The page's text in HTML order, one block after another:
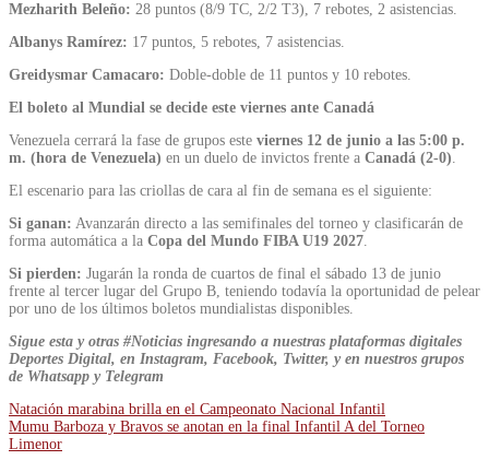
Mezharith Beleño: 28 puntos (8/9 TC, 2/2 T3), 7 rebotes, 2 asistencias.
Albanys Ramírez: 17 puntos, 5 rebotes, 7 asistencias.
Greidysmar Camacaro: Doble-doble de 11 puntos y 10 rebotes.
El boleto al Mundial se decide este viernes ante Canadá
Venezuela cerrará la fase de grupos este viernes 12 de junio a las 5:00 p.
m. (hora de Venezuela) en un duelo de invictos frente a Canadá (2-0).
El escenario para las criollas de cara al fin de semana es el siguiente:
Si ganan: Avanzarán directo a las semifinales del torneo y clasificarán de
forma automática a la Copa del Mundo FIBA U19 2027.
Si pierden: Jugarán la ronda de cuartos de final el sábado 13 de junio
frente al tercer lugar del Grupo B, teniendo todavía la oportunidad de pelear
por uno de los últimos boletos mundialistas disponibles.
Sigue esta y otras #Noticias ingresando a nuestras plataformas digitales
Deportes Digital, en Instagram, Facebook, Twitter, y en nuestros grupos
de Whatsapp y Telegram
Navegación
Natación marabina brilla en el Campeonato Nacional Infantil
Mumu Barboza y Bravos se anotan en la final Infantil A del Torneo
Limenor